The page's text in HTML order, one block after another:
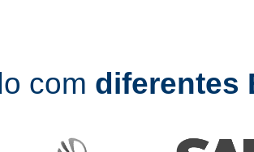
com diferentes